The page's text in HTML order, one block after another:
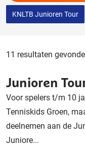
in
KNLTB Junioren Tour
11 resultaten
Junioren
Voor spelers t/m 10
Tenniskids Groen,
deelnemen aan de
Juniore...